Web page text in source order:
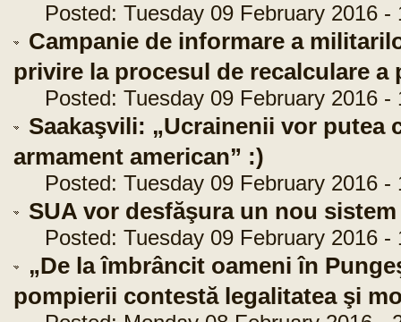
Posted: Tuesday 09 February 2016 -
Campanie de informare a
privire la procesul de recalculare
Posted: Tuesday 09 February 2016 -
Saakaşvili: „Ucrainenii vor putea
armament american” :)
Posted: Tuesday 09 February 2016 -
SUA vor desfăşura un nou
Posted: Tuesday 09 February 2016 -
„De la îmbrâncit oameni în
pompierii contestă legalitatea şi